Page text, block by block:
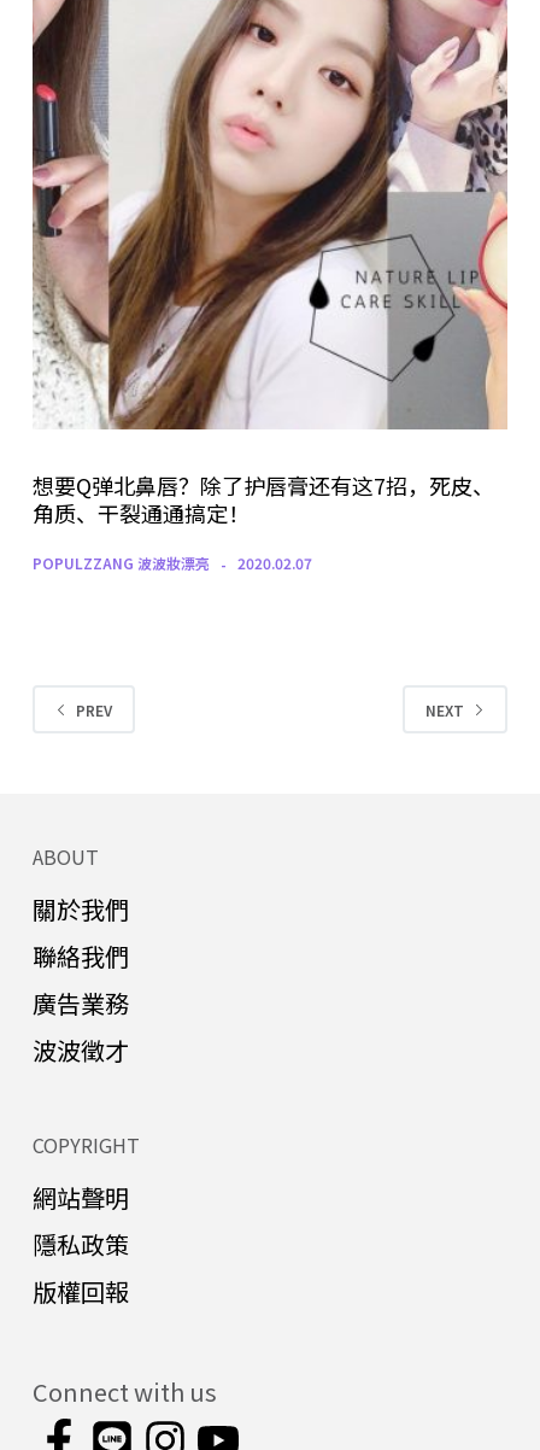
想要Q弹北鼻唇？除了护唇膏还有这7招，死皮、
角质、干裂通通搞定！
POPULZZANG 波波妝漂亮 2020.02.07
PREV NEXT
ABOUT
關於我們
聯絡我們
廣告業務
波波徵才
COPYRIGHT
網站聲明
隱私政策
版權回報
Connect with us